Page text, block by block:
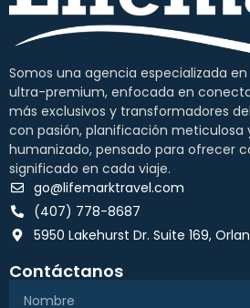
Somos una agencia especializada
ultra-premium, enfocada en
más exclusivos y transformadores
con pasión, planificación meticulosa
humanizado, pensado para ofrecer
significado en cada viaje.
go@lifemarktravel.com
(407) 778-8687
5950 Lakehurst Dr. Suite 169,
Contáctanos